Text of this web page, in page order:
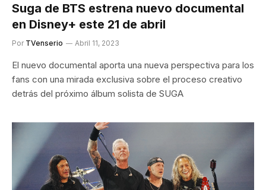
Suga de BTS estrena nuevo documental
en Disney+ este 21 de abril
Por TVenserio Abril 11, 2023
El nuevo documental aporta una nueva perspectiva para los
fans con una mirada exclusiva sobre el proceso creativo
detrás del próximo álbum solista de SUGA